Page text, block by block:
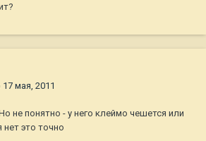
17 мая, 2011
не понятно - у него клеймо чешется или
это точно